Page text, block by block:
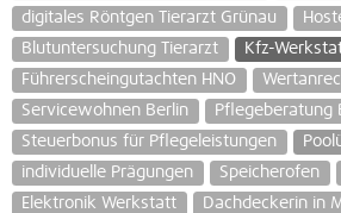
digitales Röntgen Tierarzt Grünau
Blutuntersuchung Tierarzt
Kfz-
Führerscheingutachten HNO
Servicewohnen Berlin
Pflegeberatung
Steuerbonus für Pflegeleistungen
individuelle Prägungen
Speicherofen
Elektronik Werkstatt
Dachdeckerin in